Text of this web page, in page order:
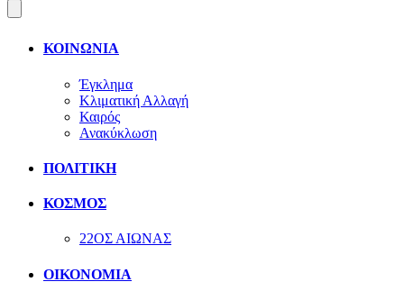
ΚΟΙΝΩΝΙΑ
Έγκλημα
Κλιματική Αλλαγή
Καιρός
Ανακύκλωση
ΠΟΛΙΤΙΚΗ
ΚΟΣΜΟΣ
22ΟΣ ΑΙΩΝΑΣ
ΟΙΚΟΝΟΜΙΑ